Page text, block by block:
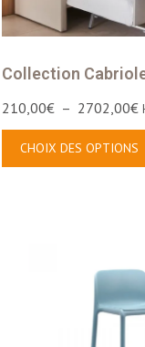
Collection
210,00€ – 2702,00€
CHOIX DES OPTIONS